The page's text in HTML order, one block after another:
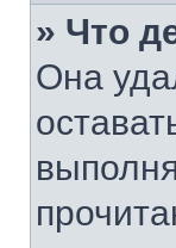
» Что
Она